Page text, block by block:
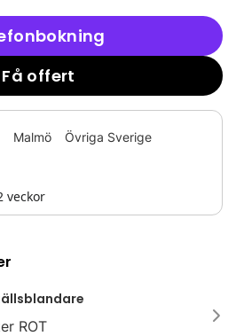
Få offert
Malmö Övriga Sverige
veckor
ROT